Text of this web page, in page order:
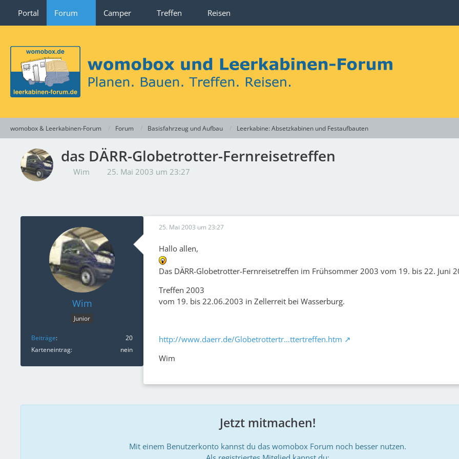
Portal Forum Camper Treffen Reisen
womobox & Leerkabinen-Forum Forum Basisfahrzeug und Aufbau Leerkabine: Absetzkabinen und Festaufbauten
das DÄRR-Globetrotter-Fernreisetreffen
Wim 25. Mai 2003 um 23:27
Wim
Junior
Beiträge
20
Karteneintrag
nein
25. Mai 2003 um 23:27
Hallo allen,
Das DÄRR-Globetrotter-Fernreisetreffen im Frühsommer 2003 vom 19. bis 22. Juni
Treffen 2003
vom 19. bis 22.06.2003 in Zellerreit bei Wasserburg.
http://www.daerr.de/Globetrottertr…ttertreffen.htm
Wim
Jetzt mitmachen!
Mit einem Benutzerkonto kannst du das womobox Forum noch besser nutzen.